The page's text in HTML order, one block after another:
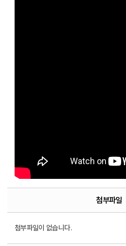
첨부파일
첨부파일이 없습니다.